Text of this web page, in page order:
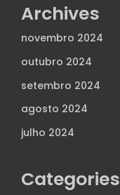
Archives
novembro 2024
outubro 2024
setembro 2024
agosto 2024
julho 2024
Categories